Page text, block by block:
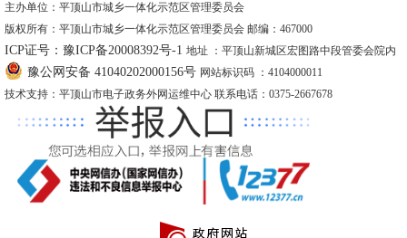
主办单位：平顶山市城乡一体化示范区管理委员会
版权所有：平顶山市城乡一体化示范区管理委员会 邮编：467000
ICP证号：豫ICP备20008392号-1 地址 ：平顶山新城区宏图路中段管委会院内
豫公网安备 41040202000156号 网站标识码 ：4104000011
技术支持：平顶山市电子政务外网运维中心 联系电话：0375-2667678